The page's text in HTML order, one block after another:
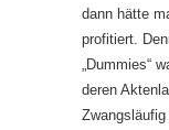
dann hätte
profitiert.
„Dummies“
deren